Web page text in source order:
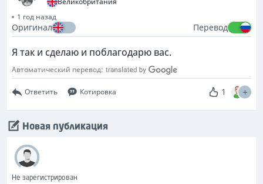
1 год назад
Оригинал Перевод
Я так и сделаю и поблагодарю вас.
Автоматический перевод:
Ответить Котировка 1
Новая публикация
Не зарегистрирован